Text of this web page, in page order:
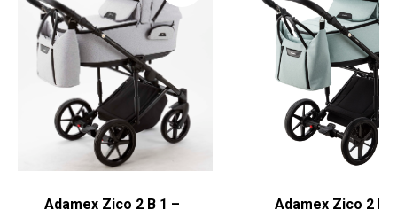
Adamex Zico 2 В 1 –
Adamex Zico 2 В